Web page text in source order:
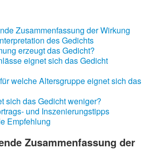
Zusammenfassung der Wirkung
des Gedichts
erzeugt das Gedicht?
eignet sich das Gedicht
welche Altersgruppe eignet sich das
sich das Gedicht weniger?
und Inszenierungstipps
Empfehlung
Zusammenfassung der